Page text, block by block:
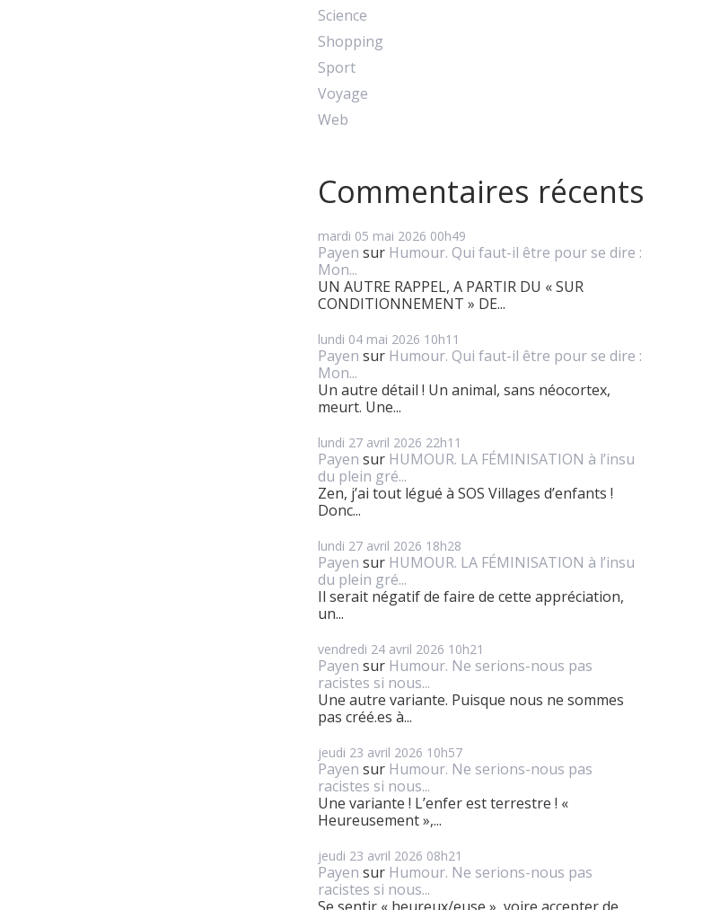
Science
Shopping
Sport
Voyage
Web
Commentaires récents
mardi 05 mai 2026 00h49
Payen sur Humour. Qui faut-il être pour se dire :
Mon...
UN AUTRE RAPPEL, A PARTIR DU « SUR
CONDITIONNEMENT » DE...
lundi 04 mai 2026 10h11
Payen sur Humour. Qui faut-il être pour se dire :
Mon...
Un autre détail ! Un animal, sans néocortex,
meurt. Une...
lundi 27 avril 2026 22h11
Payen sur HUMOUR. LA FÉMINISATION à l’insu
du plein gré...
Zen, j’ai tout légué à SOS Villages d’enfants !
Donc...
lundi 27 avril 2026 18h28
Payen sur HUMOUR. LA FÉMINISATION à l’insu
du plein gré...
Il serait négatif de faire de cette appréciation,
un...
vendredi 24 avril 2026 10h21
Payen sur Humour. Ne serions-nous pas
racistes si nous...
Une autre variante. Puisque nous ne sommes
pas créé.es à...
jeudi 23 avril 2026 10h57
Payen sur Humour. Ne serions-nous pas
racistes si nous...
Une variante ! L’enfer est terrestre ! «
Heureusement »,...
jeudi 23 avril 2026 08h21
Payen sur Humour. Ne serions-nous pas
racistes si nous...